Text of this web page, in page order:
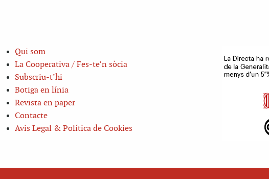
Qui som
La Cooperativa / Fes-te’n sòcia
Subscriu-t’hi
Botiga en línia
Revista en paper
Contacte
Avis Legal & Política de Cookies